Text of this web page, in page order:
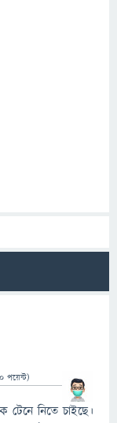
পয়েন্ট)
টেনে নিতে চাইছে।